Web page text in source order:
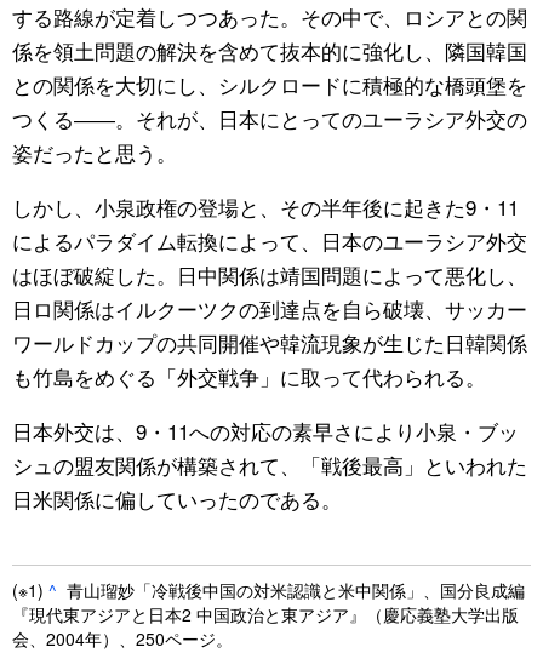
する路線が定着しつつあった。その中で、ロシアとの関
係を領土問題の解決を含めて抜本的に強化し、隣国韓国
との関係を大切にし、シルクロードに積極的な橋頭堡を
つくる――。それが、日本にとってのユーラシア外交の
姿だったと思う。
しかし、小泉政権の登場と、その半年後に起きた9・11
によるパラダイム転換によって、日本のユーラシア外交
はほぼ破綻した。日中関係は靖国問題によって悪化し、
日ロ関係はイルクーツクの到達点を自ら破壊、サッカー
ワールドカップの共同開催や韓流現象が生じた日韓関係
も竹島をめぐる「外交戦争」に取って代わられる。
日本外交は、9・11への対応の素早さにより小泉・ブッ
シュの盟友関係が構築されて、「戦後最高」といわれた
日米関係に偏していったのである。
(※1) ^ 青山瑠妙「冷戦後中国の対米認識と米中関係」、国分良成編
『現代東アジアと日本2 中国政治と東アジア』（慶応義塾大学出版
会、2004年）、250ページ。